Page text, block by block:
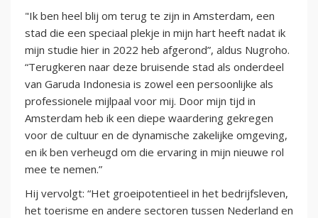
"Ik ben heel blij om terug te zijn in Amsterdam, een
stad die een speciaal plekje in mijn hart heeft nadat ik
mijn studie hier in 2022 heb afgerond”, aldus Nugroho.
“Terugkeren naar deze bruisende stad als onderdeel
van Garuda Indonesia is zowel een persoonlijke als
professionele mijlpaal voor mij. Door mijn tijd in
Amsterdam heb ik een diepe waardering gekregen
voor de cultuur en de dynamische zakelijke omgeving,
en ik ben verheugd om die ervaring in mijn nieuwe rol
mee te nemen.”
Hij vervolgt: “Het groeipotentieel in het bedrijfsleven,
het toerisme en andere sectoren tussen Nederland en